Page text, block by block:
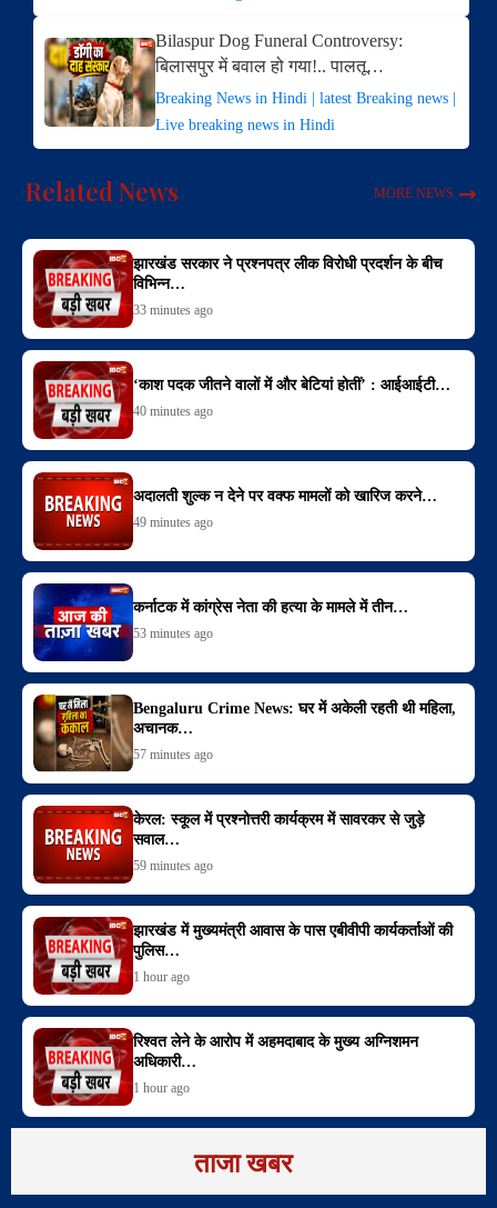
Bilaspur Dog Funeral Controversy:
बिलासपुर में बवाल हो गया!.. पालतू…
Breaking News in Hindi | latest Breaking news |
Live breaking news in Hindi
Related News MORE NEWS
झारखंड सरकार ने प्रश्नपत्र लीक विरोधी प्रदर्शन के बीच
विभिन्न…
33 minutes ago
‘काश पदक जीतने वालों में और बेटियां होतीं’ : आईआईटी…
40 minutes ago
अदालती शुल्क न देने पर वक्फ मामलों को खारिज करने…
49 minutes ago
कर्नाटक में कांग्रेस नेता की हत्या के मामले में तीन…
53 minutes ago
Bengaluru Crime News: घर में अकेली रहती थी महिला,
अचानक…
57 minutes ago
केरल: स्कूल में प्रश्नोत्तरी कार्यक्रम में सावरकर से जुड़े
सवाल…
59 minutes ago
झारखंड में मुख्यमंत्री आवास के पास एबीवीपी कार्यकर्ताओं की
पुलिस…
1 hour ago
रिश्वत लेने के आरोप में अहमदाबाद के मुख्य अग्निशमन
अधिकारी…
1 hour ago
ताजा खबर